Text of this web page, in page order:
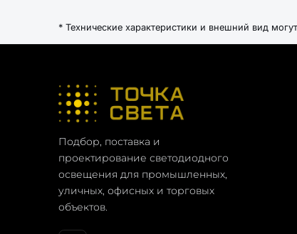
* Технические характеристики и внешний вид
Подбор, поставка и
проектирование светодиодного
освещения для промышленных,
уличных, офисных и торговых
объектов.